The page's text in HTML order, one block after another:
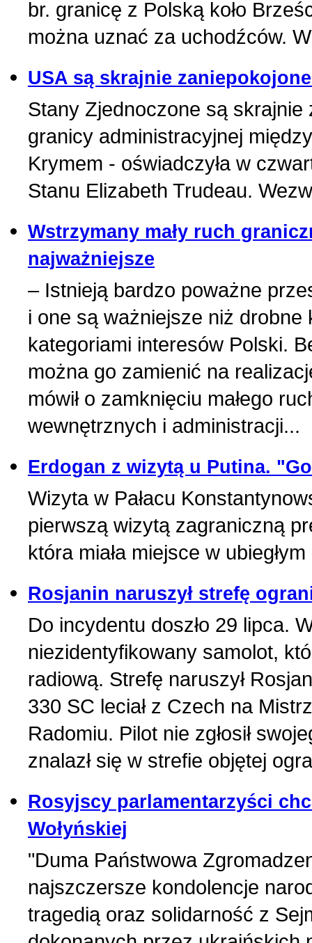
br. granicę z Polską koło
można uznać za uchodźców.
USA są skrajnie
Stany Zjednoczone są
granicy administracyjnej
Krymem - oświadczyła w
Stanu Elizabeth Trudeau.
Wstrzymany mały ruch
najważniejsze
– Istnieją bardzo poważne
i one są ważniejsze niż
kategoriami interesów Polski.
można go zamienić na
mówił o zamknięciu małego
wewnętrznych i administracji...
Erdogan z wizytą u Putina.
Wizyta w Pałacu
pierwszą wizytą zagraniczną
która miała miejsce w
Rosjanin naruszył strefę
Do incydentu doszło 29 lipca.
niezidentyfikowany samolot,
radiową. Strefę naruszył
330 SC leciał z Czech na
Radomiu. Pilot nie zgłosił
znalazł się w strefie objętej
Rosyjscy parlamentarzyści
Wołyńskiej
"Duma Państwowa
najszczersze kondolencje
tragedią oraz solidarność z